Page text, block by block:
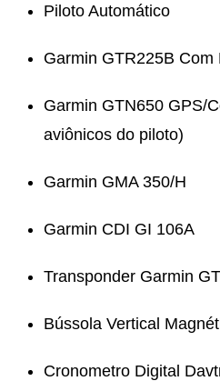
Piloto Automático
Garmin GTR225B Com
Garmin GTN650 GPS/
aviônicos do piloto)
Garmin GMA 350/H
Garmin CDI GI 106A
Transponder Garmin
Bússola Vertical
Cronometro Digital